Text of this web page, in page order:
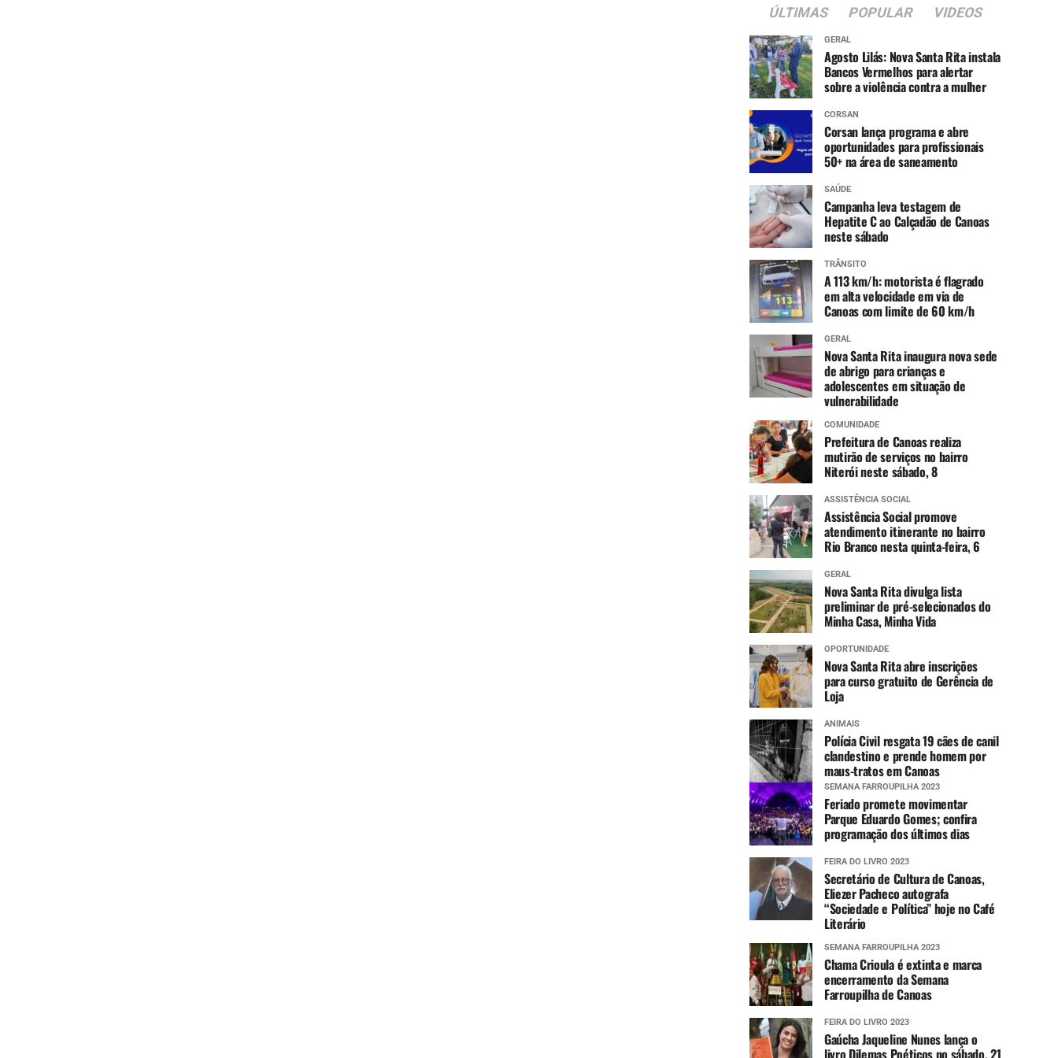
ÚLTIMAS POPULAR VIDEOS
GERAL
Agosto Lilás: Nova Santa Rita instala
Bancos Vermelhos para alertar
sobre a violência contra a mulher
CORSAN
Corsan lança programa e abre
oportunidades para profissionais
50+ na área de saneamento
SAÚDE
Campanha leva testagem de
Hepatite C ao Calçadão de Canoas
neste sábado
TRÂNSITO
A 113 km/h: motorista é flagrado
em alta velocidade em via de
Canoas com limite de 60 km/h
GERAL
Nova Santa Rita inaugura nova sede
de abrigo para crianças e
adolescentes em situação de
vulnerabilidade
COMUNIDADE
Prefeitura de Canoas realiza
mutirão de serviços no bairro
Niterói neste sábado, 8
ASSISTÊNCIA SOCIAL
Assistência Social promove
atendimento itinerante no bairro
Rio Branco nesta quinta-feira, 6
GERAL
Nova Santa Rita divulga lista
preliminar de pré-selecionados do
Minha Casa, Minha Vida
OPORTUNIDADE
Nova Santa Rita abre inscrições
para curso gratuito de Gerência de
Loja
ANIMAIS
Polícia Civil resgata 19 cães de canil
clandestino e prende homem por
maus-tratos em Canoas
SEMANA FARROUPILHA 2023
Feriado promete movimentar
Parque Eduardo Gomes; confira
programação dos últimos dias
FEIRA DO LIVRO 2023
Secretário de Cultura de Canoas,
Eliezer Pacheco autografa
“Sociedade e Política” hoje no Café
Literário
SEMANA FARROUPILHA 2023
Chama Crioula é extinta e marca
encerramento da Semana
Farroupilha de Canoas
FEIRA DO LIVRO 2023
Gaúcha Jaqueline Nunes lança o
livro Dilemas Poéticos no sábado, 21